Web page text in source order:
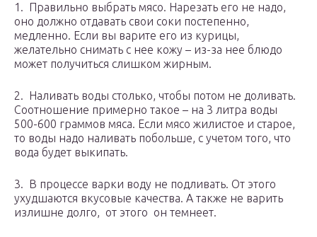
1. Правильно выбрать мясо. Нарезать его не надо,
оно должно отдавать свои соки постепенно,
медленно. Если вы варите его из курицы,
желательно снимать с нее кожу – из-за нее блюдо
может получиться слишком жирным.
2. Наливать воды столько, чтобы потом не доливать.
Соотношение примерно такое – на 3 литра воды
500-600 граммов мяса. Если мясо жилистое и старое,
то воды надо наливать побольше, с учетом того, что
вода будет выкипать.
3. В процессе варки воду не подливать. От этого
ухудшаются вкусовые качества. А также не варить
излишне долго, от этого он темнеет.